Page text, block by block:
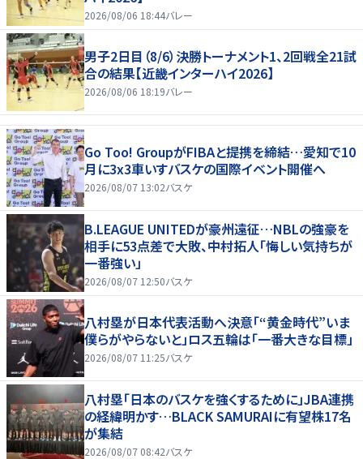
2026/08/06 18:44バレー
男子2日目（8/6）決勝トーナメント1、2回戦全21試
合の結果【近畿インターハイ2026】
2026/08/06 18:19バレー
Go Too! GroupがFIBAと提携を締結…愛知で10
月に3x3車いすバスケの国際イベント開催へ
2026/08/07 13:02バスケ
B.LEAGUE UNITEDが豪州遠征…NBLの強豪を
相手に53点差で大敗、中村拓人「悔しい気持ちが
一番強い」
2026/08/07 12:50バスケ
八村塁が日本代表活動へ決意「“黄金時代”いま
僕らがやらないと」ロス五輪は「一番大きな目標」
2026/08/07 11:25バスケ
八村塁「日本のバスケを強くするために」JBA連携
の経緯明かす…BLACK SAMURAIに有望株17名
が集結
2026/08/07 08:42バスケ